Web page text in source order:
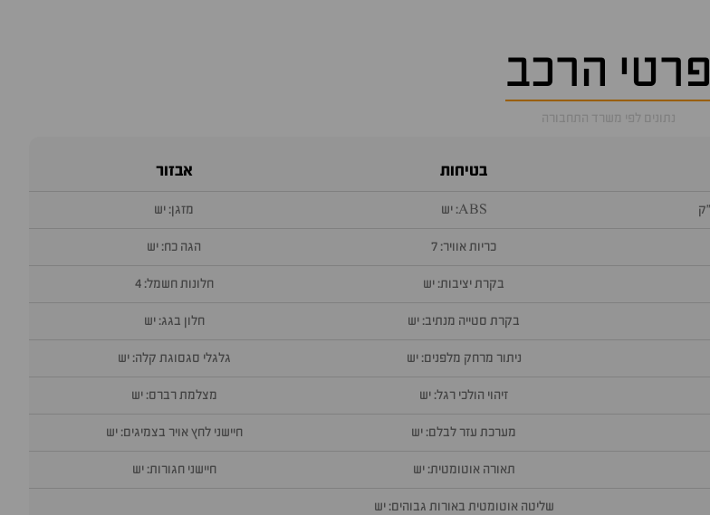
פרטי הרכב
נתונים לפי משרד התחבורה
בטיחות
ABS: יש
כריות אוויר: 7
בקרת יציבות: יש
בקרת סטייה מנתיב: יש
ניתור מרחק מלפנים: יש
זיהוי הולכי רגל: יש
מערכת עזר לבלם: יש
תאורה אוטומטית: יש
שליטה אוטומטית באורות גבוהים: יש
אבזור
מזגן: יש
הגה כח: יש
חלונות חשמל: 4
חלון בגג: יש
גלגלי סגסוגת קלה: יש
מצלמת רברס: יש
חיישני לחץ אויר בצמיגים: יש
חיישני חגורות: יש